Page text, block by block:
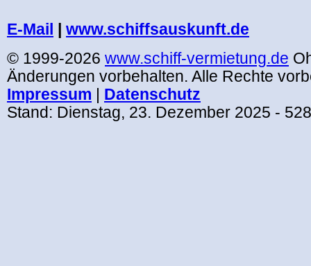
E-Mail
www.schiffsauskunft.de
© 1999-2026 www.schiff-vermietung.de
Änderungen vorbehalten. Alle Rechte
Impressum
Datenschutz
Stand: Dienstag, 23. Dezember 2025 -